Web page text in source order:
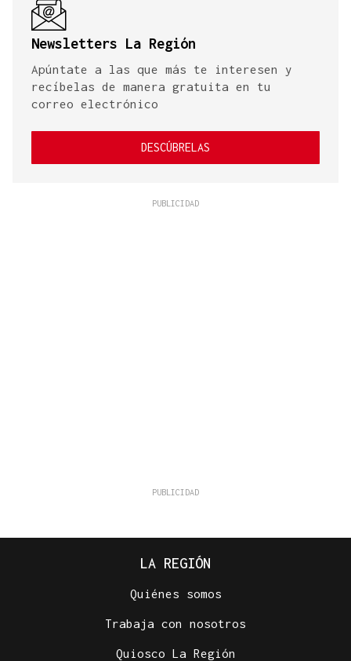
Newsletters La Región
Apúntate a las que más te interesen y
recíbelas de manera gratuita en tu
correo electrónico
DESCÚBRELAS
LA REGIÓN
Quiénes somos
Trabaja con nosotros
Quiosco La Región